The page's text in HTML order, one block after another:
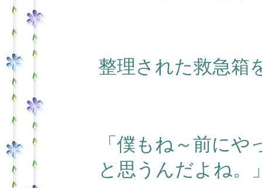
整理された救急箱
「僕もね～前に
と思うんだよね。